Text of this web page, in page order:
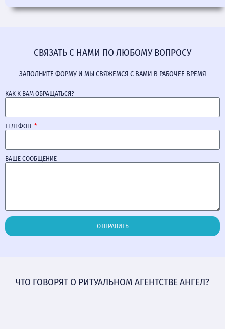
СВЯЗАТЬ С НАМИ ПО ЛЮБОМУ ВОПРОСУ
ЗАПОЛНИТЕ ФОРМУ И МЫ СВЯЖЕМСЯ С ВАМИ В РАБОЧЕЕ ВРЕМЯ
КАК К ВАМ ОБРАЩАТЬСЯ?
ТЕЛЕФОН
ВАШЕ СООБЩЕНИЕ
ОТПРАВИТЬ
ЧТО ГОВОРЯТ О РИТУАЛЬНОМ АГЕНТСТВЕ АНГЕЛ?